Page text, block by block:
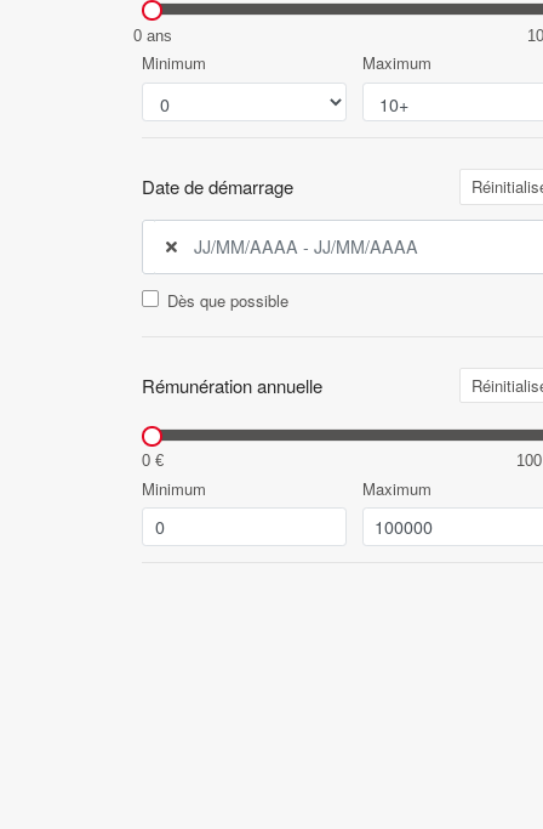
0 ans
Minimum Maximum
Date de démarrage
Dès que possible
Rémunération annuelle
0 €
Minimum Maximum